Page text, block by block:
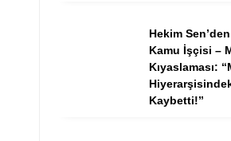
Hekim Sen’den
Kamu İşçisi –
Kıyaslaması:
Kaybetti!”